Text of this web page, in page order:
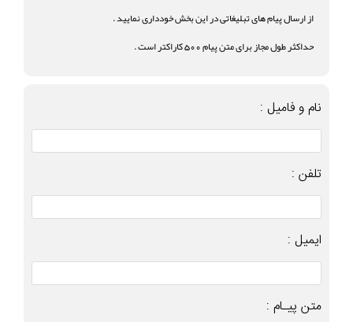
از ارسال پیام های تبلیغاتی در این بخش خودداری نمایید .
حداکثر طول مجاز برای متن پیام 500 کاراکتر است .
نام و فامیل :
تلفن :
ایمیل :
متن پیـام :